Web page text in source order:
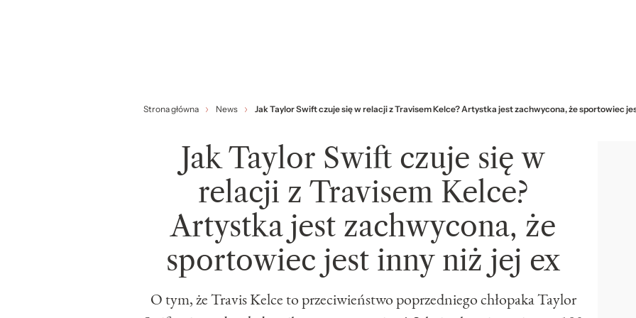
Strona główna News Jak Taylor Swift czuje się w relacji z Travisem Kelce? Artystka jest zachwycona, że sportowiec
Jak Taylor Swift czuje się w
relacji z Travisem Kelce?
Artystka jest zachwycona, że
sportowiec jest inny niż jej ex
O tym, że Travis Kelce to przeciwieństwo poprzedniego chłopaka Taylor